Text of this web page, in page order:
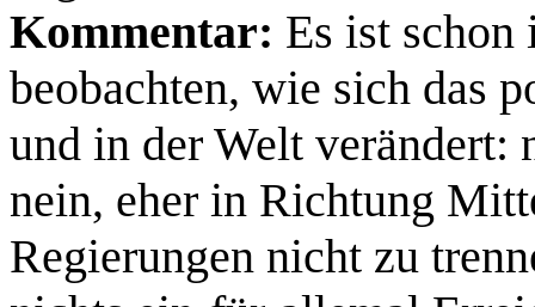
Kommentar: Es ist schon
beobachten, wie sich das
und in der Welt
nein, eher in Richtung
Regierungen nicht zu